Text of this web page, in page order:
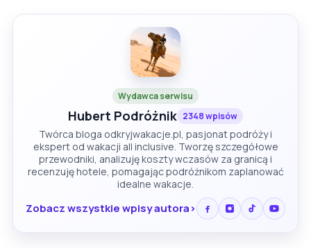
Wydawca serwisu
Hubert Podróżnik 2348 wpisów
Twórca bloga odkryjwakacje.pl, pasjonat podróży i
ekspert od wakacji all inclusive. Tworzę szczegółowe
przewodniki, analizuję koszty wczasów za granicą i
recenzuję hotele, pomagając podróżnikom zaplanować
idealne wakacje.
Zobacz wszystkie wpisy autora